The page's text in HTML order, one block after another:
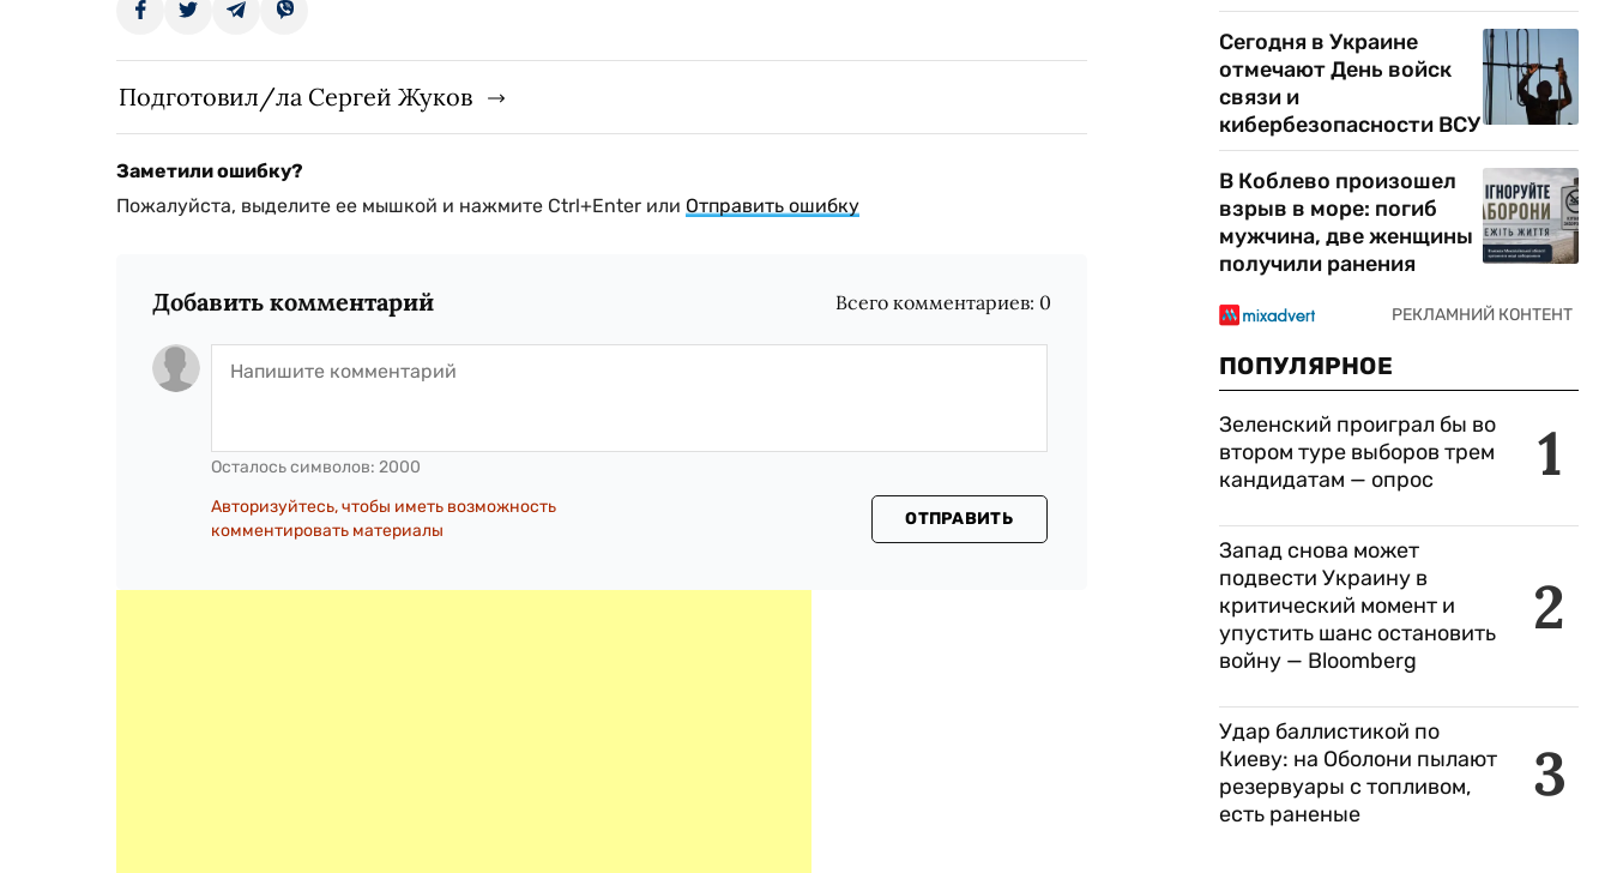
Подготовил/ла Сергей Жуков
Заметили ошибку?
Пожалуйста, выделите ее мышкой и нажмите Ctrl+Enter или Отправить ошибку
Добавить комментарий Всего комментариев: 0
Осталось символов: 2000
Авторизуйтесь, чтобы иметь возможность
комментировать материалы
ОТПРАВИТЬ
Сегодня в Украине
отмечают День войск
связи и
кибербезопасности ВСУ
В Коблево произошел
взрыв в море: погиб
мужчина, две женщины
получили ранения
ПОПУЛЯРНОЕ
1
Зеленский проиграл бы во
втором туре выборов трем
кандидатам — опрос
2
Запад снова может
подвести Украину в
критический момент и
упустить шанс остановить
войну — Bloomberg
3
Удар баллистикой по
Киеву: на Оболони пылают
резервуары с топливом,
есть раненые